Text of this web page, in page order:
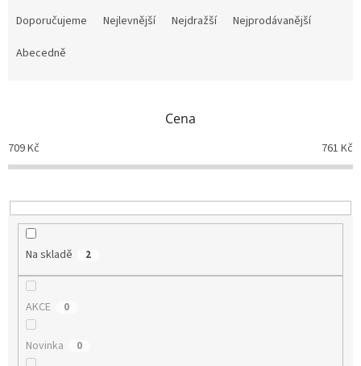
o
d
k
t
Doporučujeme Nejlevnější Nejdražší
Nejprodávanější
Abecedně
Cena
709Kč 761 Kč
Na skladě 2
AKCE 0
Novinka 0